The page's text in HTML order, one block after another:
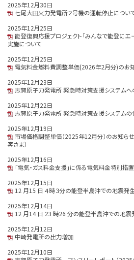
2025年12月30日
七尾大田火力発電所２号機の運転停止につい
2025年12月25日
能登復興応援プロジェクト「みんなで能登にエ
実施について
2025年12月25日
電気料金燃料費調整単価(2026年2月分)のお
2025年12月23日
志賀原子力発電所 緊急時対策支援システム
2025年12月22日
志賀原子力発電所 緊急時対策支援システムの
2025年12月19日
市場価格調整単価（2025年12月分）のお知ら
客さま）
2025年12月16日
「電気・ガス料金支援」に係る電気料金特別措
2025年12月15日
12 月15 日 ４時３分の能登半島沖での地震発生
2025年12月14日
12 月14 日 23 時26 分の能登半島沖での地震
2025年12月12日
中崎発電所の出力増加
2025年12月10日